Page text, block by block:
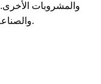
والمشروبات
والصناعة والحياة اليومية داخل الولايات المتحدة.